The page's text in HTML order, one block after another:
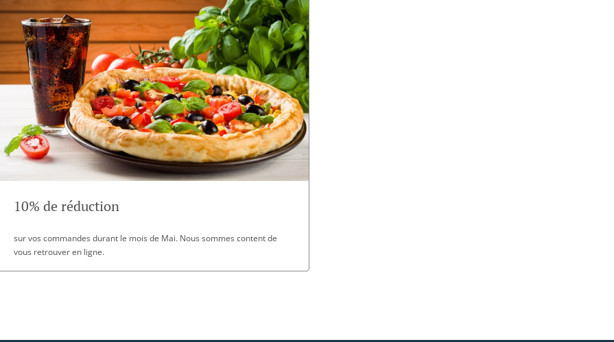
10% de réduction
sur vos commandes durant le mois de Mai. Nous sommes content de
vous retrouver en ligne.